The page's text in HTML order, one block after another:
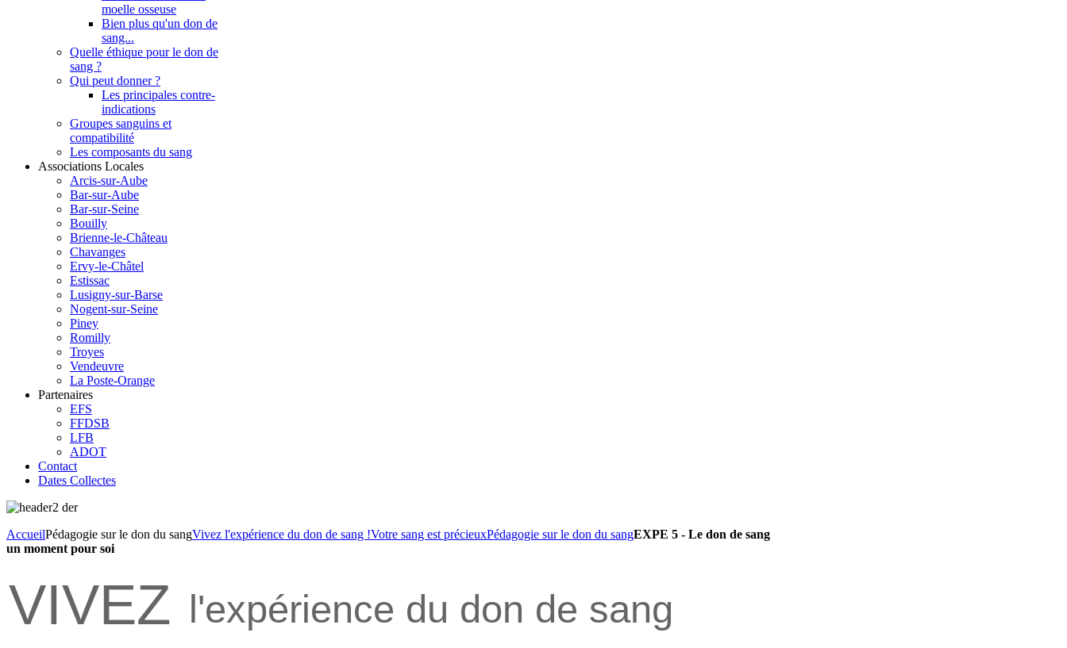
moelle osseuse
Bien plus qu'un don de
sang...
Quelle éthique pour le don de
sang ?
Qui peut donner ?
Les principales contre-
indications
Groupes sanguins et
compatibilité
Les composants du sang
Associations Locales
Arcis-sur-Aube
Bar-sur-Aube
Bar-sur-Seine
Bouilly
Brienne-le-Château
Chavanges
Ervy-le-Châtel
Estissac
Lusigny-sur-Barse
Nogent-sur-Seine
Piney
Romilly
Troyes
Vendeuvre
La Poste-Orange
Partenaires
EFS
FFDSB
LFB
ADOT
Contact
Dates Collectes
AccueilPédagogie sur le don du sangVivez l'expérience du don de sang !Votre sang est précieuxPédagogie sur le don du sangEXPE 5 - Le don de sang
un moment pour soi
VIVEZ l'expérience du don de sang